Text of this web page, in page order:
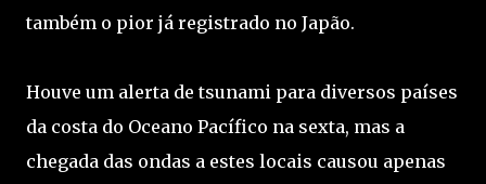
também o pior já registrado no Japão.
Houve um alerta de tsunami para diversos países
da costa do Oceano Pacífico na sexta, mas a
chegada das ondas a estes locais causou apenas